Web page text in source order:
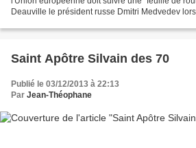
Deauville le président russe Dmitri Medvedev
Saint Apôtre Silvain des 70
Publié le 03/12/2013 à 22:13
Par Jean-Théophane